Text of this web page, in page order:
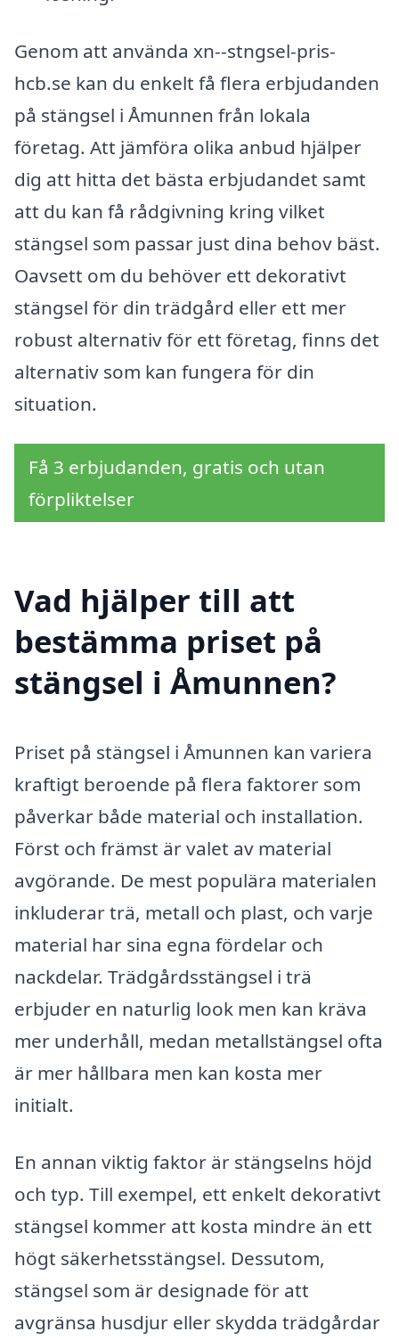
Genom att använda xn--stngsel-pris-
hcb.se kan du enkelt få flera erbjudanden
på stängsel i Åmunnen från lokala
företag. Att jämföra olika anbud hjälper
dig att hitta det bästa erbjudandet samt
att du kan få rådgivning kring vilket
stängsel som passar just dina behov bäst.
Oavsett om du behöver ett dekorativt
stängsel för din trädgård eller ett mer
robust alternativ för ett företag, finns det
alternativ som kan fungera för din
situation.
Få 3 erbjudanden, gratis och utan
förpliktelser
Vad hjälper till att
bestämma priset på
stängsel i Åmunnen?
Priset på stängsel i Åmunnen kan variera
kraftigt beroende på flera faktorer som
påverkar både material och installation.
Först och främst är valet av material
avgörande. De mest populära materialen
inkluderar trä, metall och plast, och varje
material har sina egna fördelar och
nackdelar. Trädgårdsstängsel i trä
erbjuder en naturlig look men kan kräva
mer underhåll, medan metallstängsel ofta
är mer hållbara men kan kosta mer
initialt.
En annan viktig faktor är stängselns höjd
och typ. Till exempel, ett enkelt dekorativt
stängsel kommer att kosta mindre än ett
högt säkerhetsstängsel. Dessutom,
stängsel som är designade för att
avgränsa husdjur eller skydda trädgårdar